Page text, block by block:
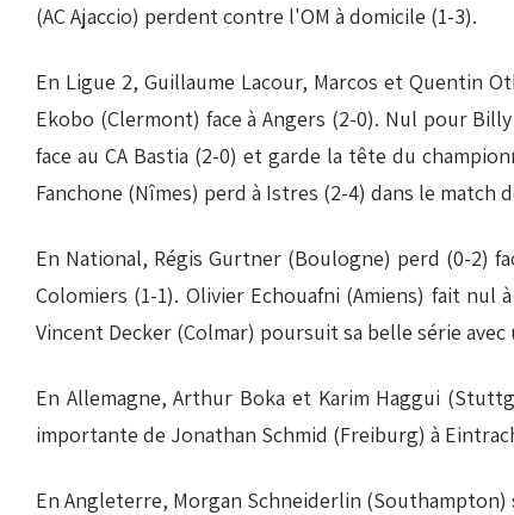
(AC Ajaccio) perdent contre l'OM à domicile (1-3).
En Ligue 2, Guillaume Lacour, Marcos et Quentin
Ekobo (Clermont) face à Angers (2-0). Nul pour
face au CA Bastia (2-0) et garde la tête du
Fanchone (Nîmes) perd à Istres (2-4) dans le match
En National, Régis Gurtner (Boulogne) perd (0-2)
Colomiers (1-1). Olivier Echouafni (Amiens) fait nul
Vincent Decker (Colmar) poursuit sa belle série avec
En Allemagne, Arthur Boka et Karim Haggui
importante de Jonathan Schmid (Freiburg) à
En Angleterre, Morgan Schneiderlin